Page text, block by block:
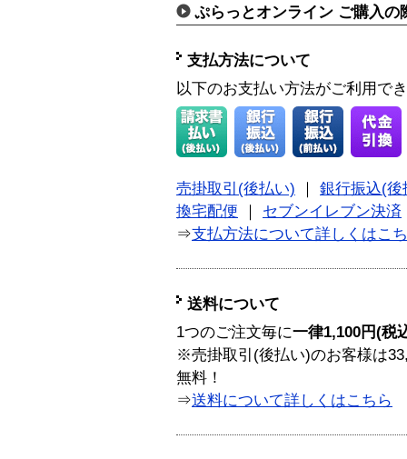
ぷらっとオンライン ご購入の
支払方法について
以下のお支払い方法がご利用で
売掛取引(後払い)
銀行振込(後
換宅配便
セブンイレブン決済
⇒支払方法について詳しくはこ
送料について
1つのご注文毎に一律1,100円(税
※売掛取引(後払い)のお客様は
無料！
⇒送料について詳しくはこちら